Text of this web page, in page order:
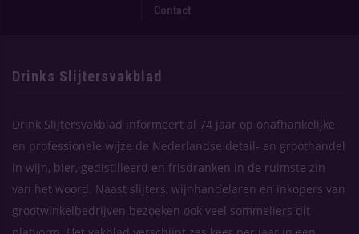
Contact
Drinks Slijtersvakblad
Drink Slijtersvakblad informeert al 74 jaar op onafhankelijke
en professionele wijze de Nederlandse detail- en groothandel
in wijn, bier, gedistilleerd en frisdranken in de ruimste zin
van het woord. Naast slijters, wijnhandelaren en inkopers van
grootwinkelbedrijven bezoeken ook veel sommeliers dit